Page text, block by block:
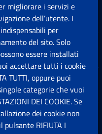
migliorare i servizi e
dell’utente. I
per
del sito. Solo
essere installati
accettare tutti i cookie
TUTTI, oppure puoi
categorie che vuoi
DEI COOKIE. Se
dei cookie non
RIFIUTA I